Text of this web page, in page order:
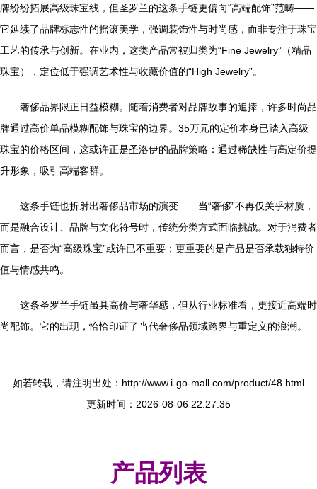
牌纷纷拓展高级珠宝线，但圣罗兰的这条手链更偏向“高端配饰”范畴——
它延续了品牌标志性的摇滚美学，强调装饰性与时尚感，而非专注于珠宝
工艺的传承与创新。在业内，这类产品常被归类为“Fine Jewelry”（精品
珠宝），定位低于强调艺术性与收藏价值的“High Jewelry”。
奢侈品界限正日益模糊。随着消费者对品牌故事的追捧，许多时尚品
牌通过高价单品模糊配饰与珠宝的边界。35万元的定价本身已踏入高级
珠宝的价格区间，这或许正是圣洛伊的品牌策略：通过稀缺性与高定价提
升形象，吸引高端客群。
这条手链也折射出奢侈品市场的演变——当“奢侈”不再仅关乎材质，
而是融合设计、品牌与文化符号时，传统分类方式面临挑战。对于消费者
而言，是否为“高级珠宝”或许已不重要；更重要的是产品是否承载独特价
值与情感共鸣。
这条圣罗兰手链虽具高价与奢华感，但从行业标准看，更接近高端时
尚配饰。它的出现，恰恰印证了当代奢侈品领域跨界与重定义的浪潮。
如若转载，请注明出处：http://www.i-go-mall.com/product/48.html
更新时间：2026-08-06 22:27:35
产品列表